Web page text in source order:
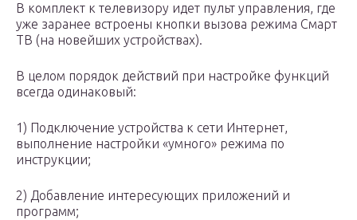
В комплект к телевизору идет пульт управления, где
уже заранее встроены кнопки вызова режима Смарт
ТВ (на новейших устройствах).
В целом порядок действий при настройке функций
всегда одинаковый:
1) Подключение устройства к сети Интернет,
выполнение настройки «умного» режима по
инструкции;
2) Добавление интересующих приложений и
программ;